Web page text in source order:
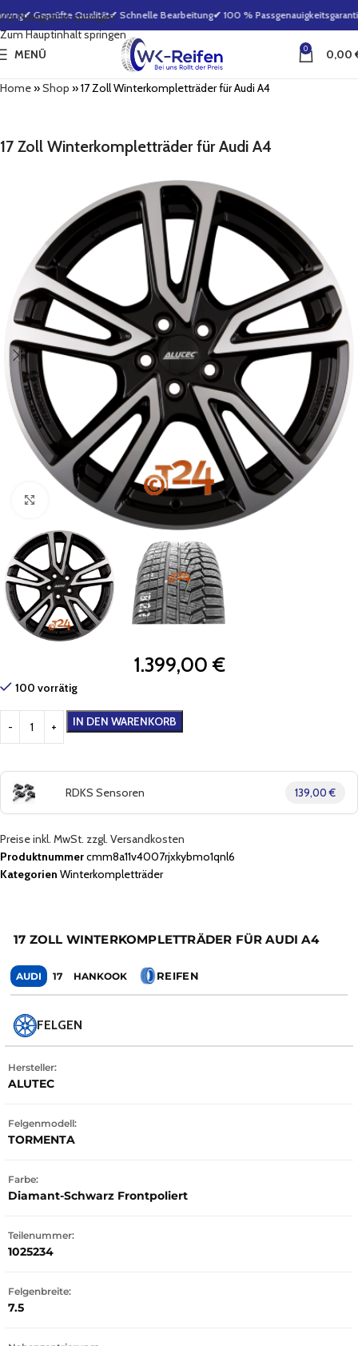
Zur Navigation springen
Zum Hauptinhalt springen
✔ Geprüfte Qualität✔ Schnelle Bearbeitung✔ 100 % Passgenauigkeitsgarantie
MENÜ 0 0,00
Home»Shop »17 Zoll Winterkompletträder für Audi A4
17 Zoll Winterkompletträder für Audi A4
Zum Vergrößern klicken
1.399,00 €
100 vorrätig
IN DEN WARENKORB
RDKS Sensoren 139,00 €
Preise inkl. MwSt. zzgl. Versandkosten
Produktnummercmm8a11v4007rjxkybmo1qnl6
Kategorien Winterkompletträder
17 ZOLL WINTERKOMPLETTRÄDER FÜR AUDI A4
AUDI 17 HANKOOK REIFEN
FELGEN
Hersteller:
ALUTEC
Felgenmodell:
TORMENTA
Farbe:
Diamant-Schwarz Frontpoliert
Teilenummer:
1025234
Felgenbreite:
7.5